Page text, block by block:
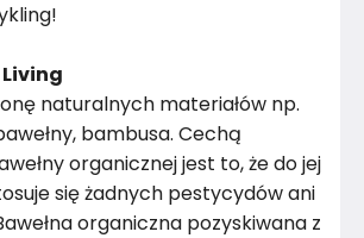
naturalnych materiałów np.
bambusa. Cechą
organicznej jest to, że do jej
się żadnych pestycydów ani
organiczna pozyskiwana z